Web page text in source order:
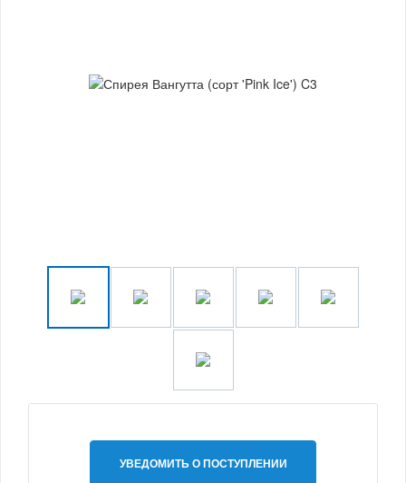
УВЕДОМИТЬ О ПОСТУПЛЕНИИ